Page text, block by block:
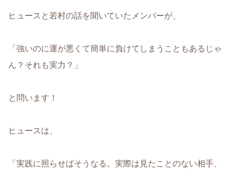
ヒュースと若村の話を聞いていたメンバーが、
「強いのに運が悪くて簡単に負けてしまうこともあるじゃ
ん？それも実力？」
と問います！
ヒュースは、
「実践に照らせばそうなる。実際は見たことのない相手、